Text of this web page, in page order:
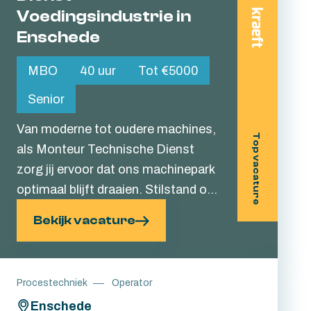
Top vacature
Voedingsindustrie in
Enschede
MBO
40 uur
Tot €5000
Senior
Van moderne tot oudere machines,
als Monteur Technische Dienst
zorg jij ervoor dat ons machinepark
optimaal blijft draaien. Stilstand of
jou vooral een uitdaging die je graag
foodindustrie, waar je elke dag
Bekijk vacature
Procestechniek Operator
Enschede